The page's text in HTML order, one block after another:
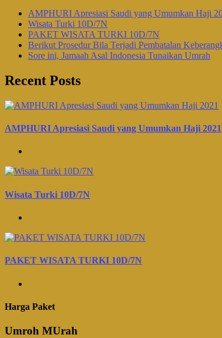
AMPHURI Apresiasi Saudi yang Umumkan Haji
Wisata Turki 10D/7N
PAKET WISATA TURKI 10D/7N
Berikut Prosedur Bila Terjadi Pembatalan
Sore ini, Jamaah Asal Indonesia Tunaikan Umrah
Recent Posts
AMPHURI Apresiasi Saudi yang Umumkan Haji 2021
Wisata Turki 10D/7N
PAKET WISATA TURKI 10D/7N
Harga Paket
Umroh MUrah